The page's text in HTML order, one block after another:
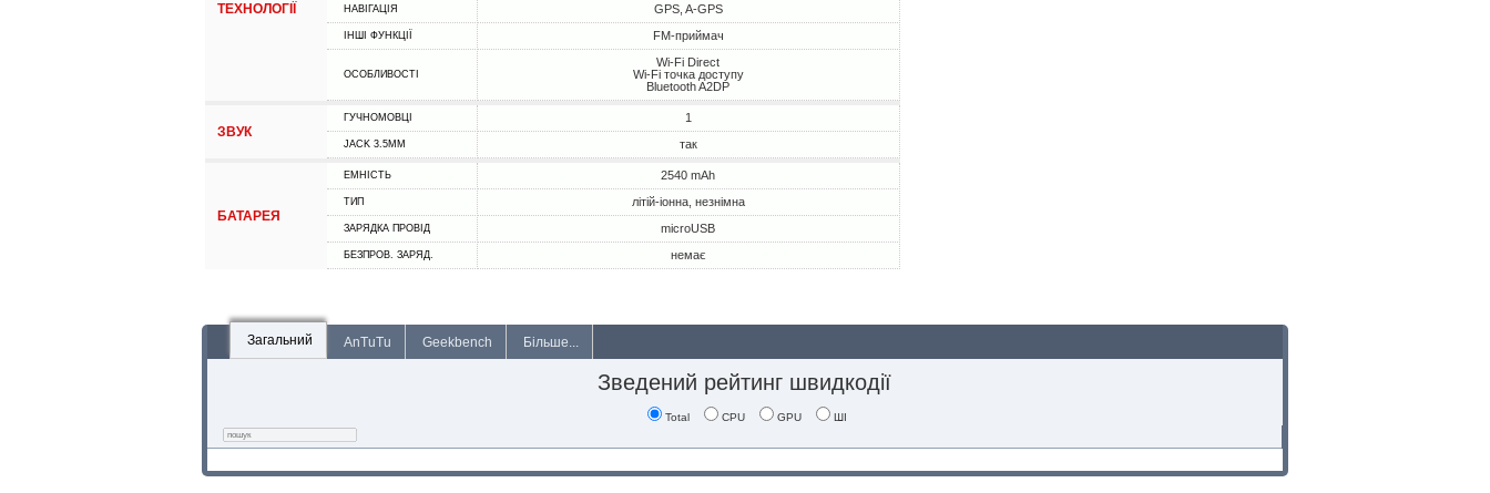
ТЕХНОЛОГІЇ НАВІГАЦІЯ GPS, A-GPS
ІНШІ ФУНКЦІЇ FM-приймач
ОСОБЛИВОСТІ
Wi-Fi Direct
Wi-Fi точка доступу
Bluetooth A2DP
ЗВУК
ГУЧНОМОВЦІ 1
JACK 3.5MM так
БАТАРЕЯ
ЕМНІСТЬ 2540 mAh
ТИП літій-іонна, незнімна
ЗАРЯДКА ПРОВІД microUSB
БЕЗПРОВ. ЗАРЯД. немає
Загальний AnTuTu Geekbench Більше...
Зведений рейтинг швидкодії
Total CPU GPU ШІ